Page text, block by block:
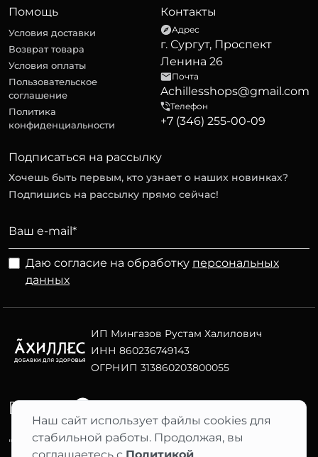
Наш сайт использует файлы cookies для
стабильной работы. Продолжая, вы
Помощь
Условия доставки
Возврат товара
Условия оплаты
Пользовательское
соглашение
Политика
конфиденциальности
Контакты
Адрес
г. Сургут, Проспект
Ленина 26
Почта
Achillesshops@gmail.com
Телефон
+7 (346) 255-00-09
Подписаться на рассылку
Хочешь быть первым, кто узнает о наших новинках?
Подпишись на рассылку прямо сейчас!
Даю согласие на обработку персональных
данных
ИП Мингазов Рустам Халилович
ИНН 860236749143
ОГРНИП 313860203800055
"АХИЛЛЕС" 2012–2026 ©